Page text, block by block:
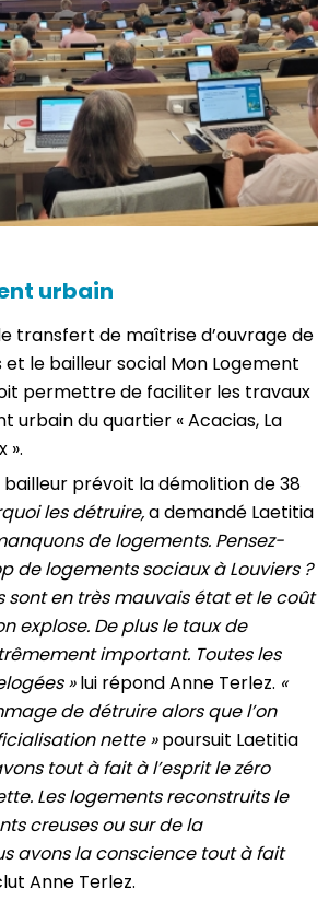
urbain
transfert de maîtrise d’ouvrage de
et le bailleur social Mon Logement
permettre de faciliter les travaux
urbain du quartier « Acacias, La
».
prévoit la démolition de 38
les détruire,a demandé Laetitia
de logements. Pensez-
de logements sociaux à Louviers ?
sont en très mauvais état et le coût
explose. De plus le taux de
important. Toutes les
»lui répond Anne Terlez. «
de détruire alors que l’on
nette »poursuit Laetitia
tout à fait à l’esprit le zéro
Les logements reconstruits le
creuses ou sur de la
avons la conscience tout à fait
Anne Terlez.